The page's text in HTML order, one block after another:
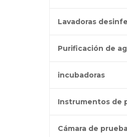
Lavadoras
Purificación de
incubadoras